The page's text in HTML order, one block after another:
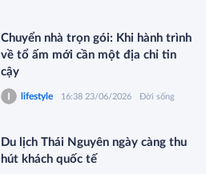
Chuyển nhà trọn gói: Khi hành trình
về tổ ấm mới cần một địa chỉ tin
cậy
lifestyle 16:38 23/06/2026 Đời sống
Du lịch Thái Nguyên ngày càng thu
hút khách quốc tế